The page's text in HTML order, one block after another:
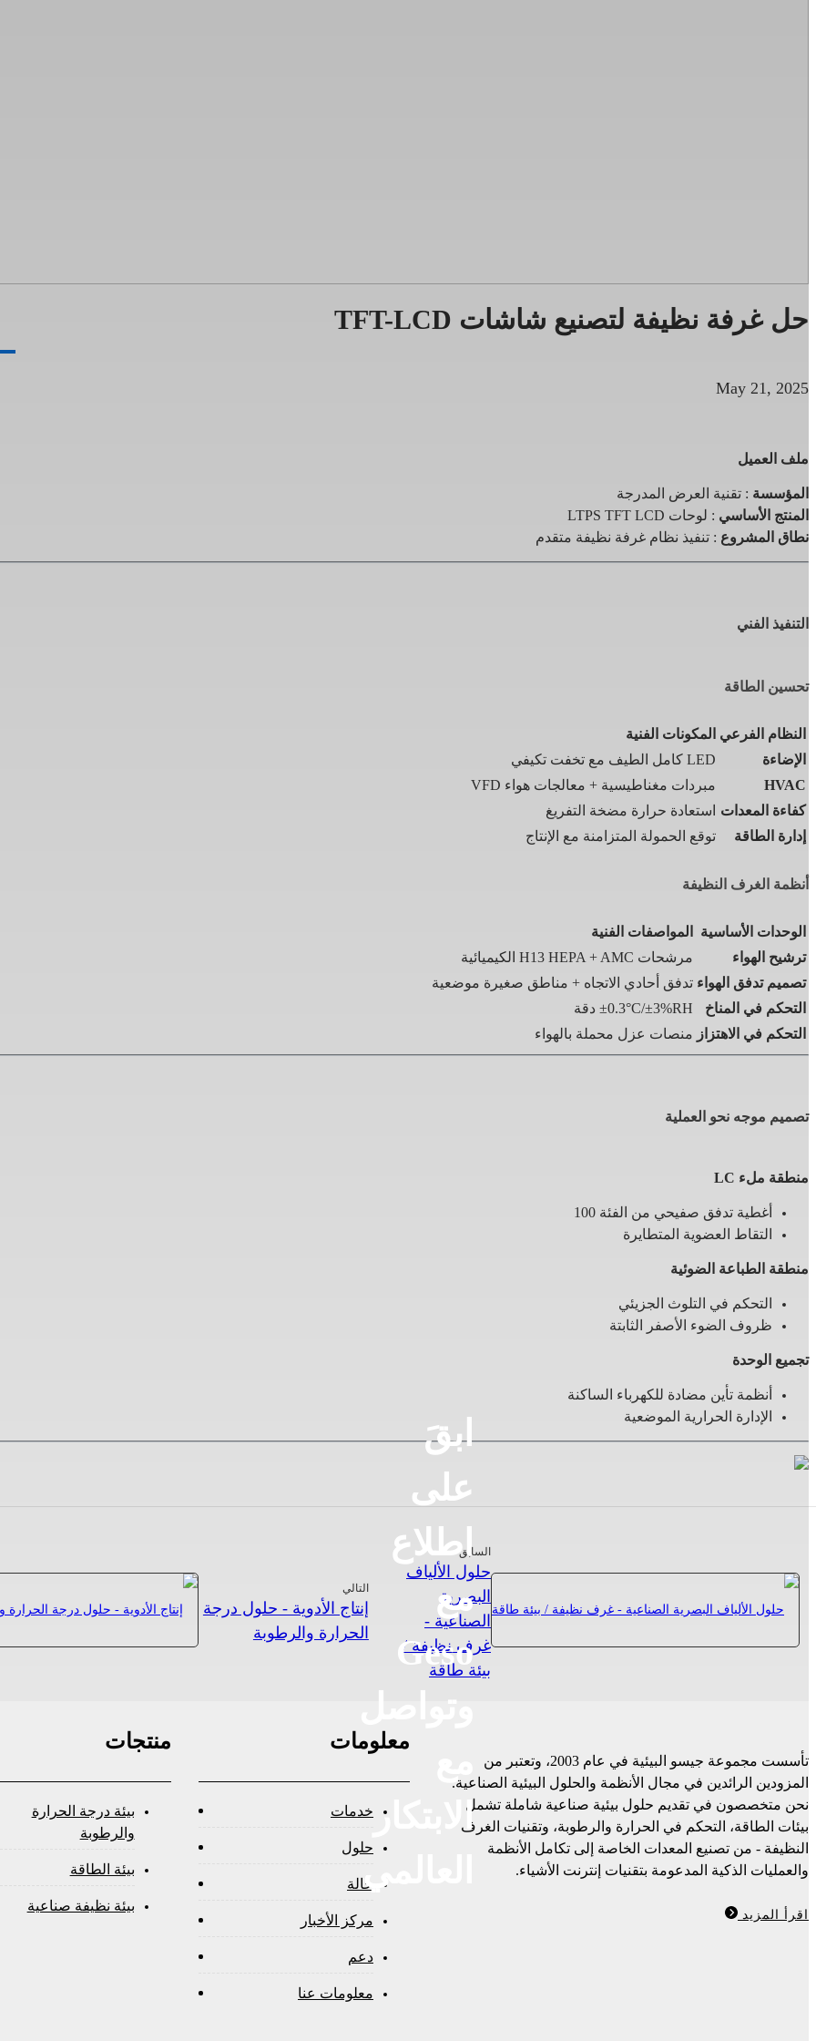
ابقَ
على
اطلاع
مع
Geso
وتواصل
الابتكار
العالمي
حل غرفة نظيفة لتصنيع شاشات TFT-LCD
May 21, 2025
ملف العميل
المؤسسة : تقنية العرض المدرجة
المنتج الأساسي : لوحات LTPS TFT LCD
نطاق المشروع : تنفيذ نظام غرفة نظيفة متقدم
التنفيذ الفني
تحسين الطاقة
النظام الفرعي المكونات الفنية
الإضاءة
LED كامل الطيف مع تخفت تكيفي
HVAC
مبردات مغناطيسية + معالجات هواء VFD
كفاءة المعدات
استعادة حرارة مضخة التفريغ
إدارة الطاقة
توقع الحمولة المتزامنة مع الإنتاج
أنظمة الغرف النظيفة
الوحدات الأساسية
المواصفات الفنية
ترشيح الهواء
مرشحات H13 HEPA + AMC الكيميائية
تصميم تدفق الهواء تدفق أحادي الاتجاه + مناطق صغيرة موضعية
التحكم في المناخ
±0.3°C/±3%RH دقة
التحكم في الاهتزاز منصات عزل محملة بالهواء
تصميم موجه نحو العملية
منطقة ملء LC
أغطية تدفق صفيحي من الفئة 100
التقاط العضوية المتطايرة
منطقة الطباعة الضوئية
التحكم في التلوث الجزيئي
ظروف الضوء الأصفر الثابتة
تجميع الوحدة
أنظمة تأين مضادة للكهرباء الساكنة
الإدارة الحرارية الموضعية
السابق
حلول الألياف
البصرية
الصناعية -
غرف نظيفة /
بيئة طاقة
التالي
إنتاج الأدوية - حلول درجة
الحرارة والرطوبة
تأسست مجموعة جيسو البيئية في عام 2003، وتعتبر من
المزودين الرائدين في مجال الأنظمة والحلول البيئية الصناعية.
نحن متخصصون في تقديم حلول بيئية صناعية شاملة تشمل
بيئات الطاقة، التحكم في الحرارة والرطوبة، وتقنيات الغرف
النظيفة - من تصنيع المعدات الخاصة إلى تكامل الأنظمة
والعمليات الذكية المدعومة بتقنيات إنترنت الأشياء.
اقرأ المزيد
معلومات
خدمات
حلول
حالة
مركز الأخبار
دعم
معلومات عنا
منتجات
بيئة درجة الحرارة
والرطوبة
بيئة الطاقة
بيئة نظيفة صناعية